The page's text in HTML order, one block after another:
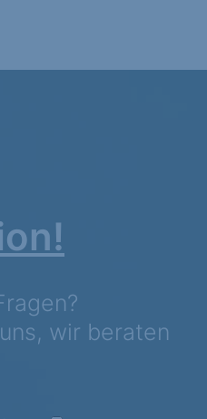
wir beraten